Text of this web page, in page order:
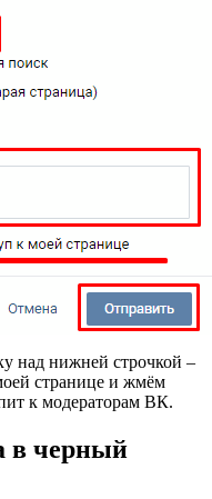
над нижней строчкой –
странице и жмём
к модераторам ВК.
в черный